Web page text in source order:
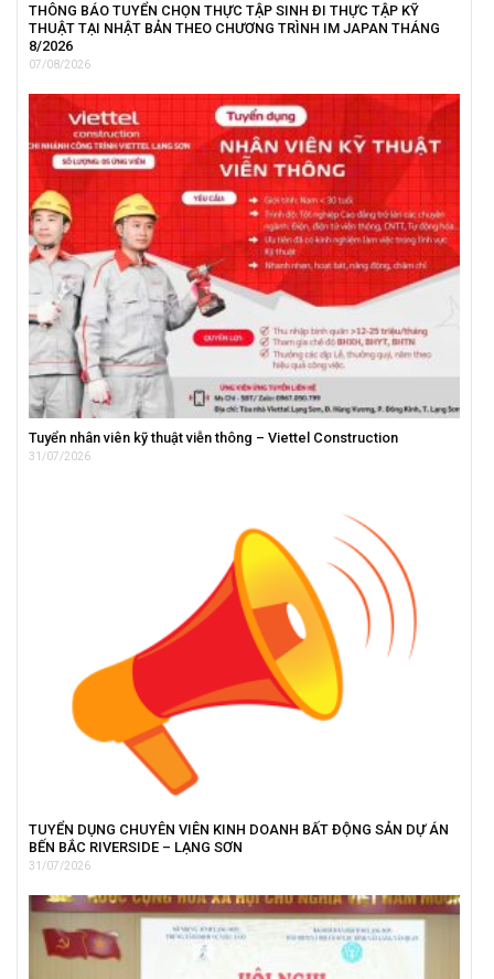
THÔNG BÁO TUYỂN CHỌN THỰC TẬP SINH ĐI THỰC TẬP KỸ
THUẬT TẠI NHẬT BẢN THEO CHƯƠNG TRÌNH IM JAPAN THÁNG
8/2026
07/08/2026
Tuyển nhân viên kỹ thuật viễn thông – Viettel Construction
31/07/2026
TUYỂN DỤNG CHUYÊN VIÊN KINH DOANH BẤT ĐỘNG SẢN DỰ ÁN
BẾN BẮC RIVERSIDE – LẠNG SƠN
31/07/2026